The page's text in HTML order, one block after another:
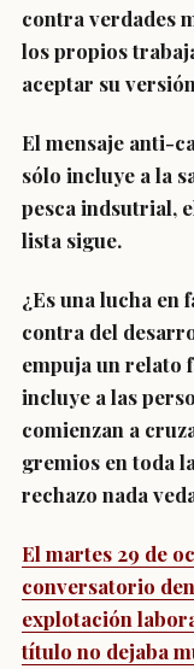
contra verdades
los propios
aceptar su
El mensaje anti-
sólo incluye a la
pesca indsutrial,
lista sigue.
¿Es una lucha en
contra del
empuja un relato
incluye a las
comienzan a
gremios en toda
rechazo nada
El martes 29 de
conversatorio
explotación
título no dejaba